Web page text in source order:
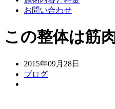
お問い合わせ
この整体は筋
2015年09月28日
ブログ